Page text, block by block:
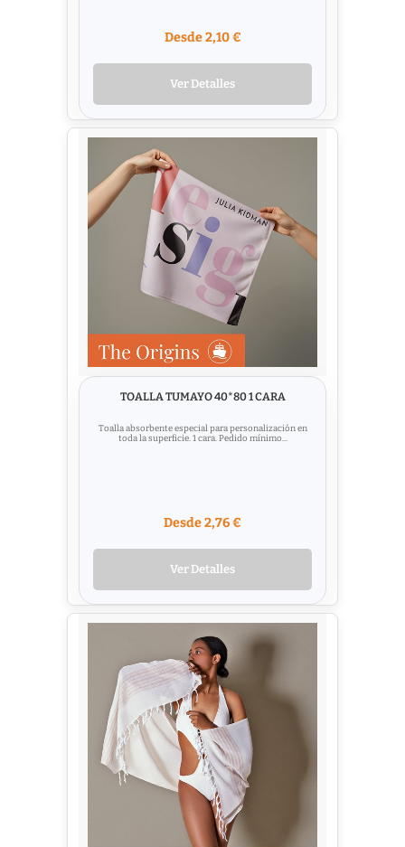
Desde 2,10 €
Ver Detalles
TOALLA TUMAYO 40*80 1 CARA
Toalla absorbente especial para personalización en
toda la superficie. 1 cara. Pedido mínimo...
Desde 2,76 €
Ver Detalles